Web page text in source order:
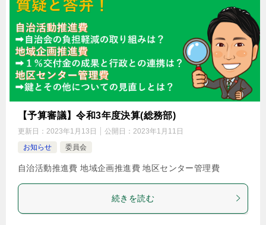
【予算審議】令和3年度決算(総務部)
更新日： 2023年1月13日 公開日： 2023年1月11日
お知らせ
委員会
自治活動推進費 地域企画推進費 地区センター管理費
続きを読む